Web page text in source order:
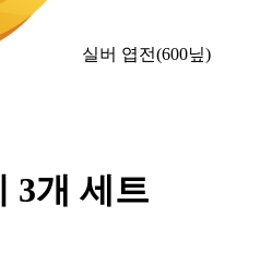
실버 엽전(600닢)
3개 세트